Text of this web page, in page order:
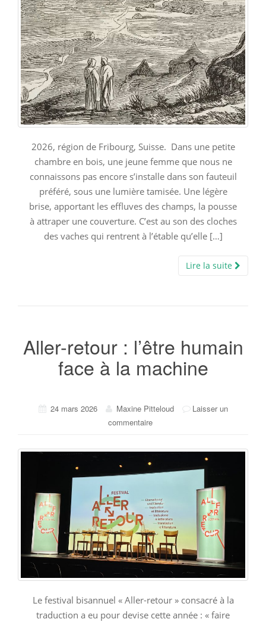
2026, région de Fribourg, Suisse. Dans une petite
chambre en bois, une jeune femme que nous ne
connaissons pas encore s’installe dans son fauteuil
préféré, sous une lumière tamisée. Une légère
brise, apportant les effluves des champs, la pousse
à attraper une couverture. C’est au son des cloches
des vaches qui rentrent à l’étable qu’elle […]
Lire la suite
Aller-retour : l’être humain
face à la machine
24 mars 2026 Maxine Pitteloud
Laisser un
commentaire
Le festival bisannuel « Aller-retour » consacré à la
traduction a eu pour devise cette année : « faire